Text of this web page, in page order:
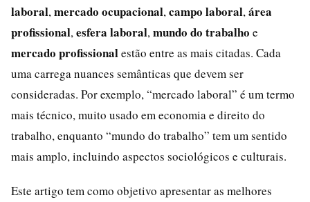
laboral, mercado ocupacional, campo laboral, área
profissional, esfera laboral, mundo do trabalho e
mercado profissionalestão entre as mais citadas. Cada
uma carrega nuances semânticas que devem ser
consideradas. Por exemplo, “mercado laboral” é um termo
mais técnico, muito usado em economia e direito do
trabalho, enquanto “mundo do trabalho” tem um sentido
mais amplo, incluindo aspectos sociológicos e culturais.
Este artigo tem como objetivo apresentar as melhores